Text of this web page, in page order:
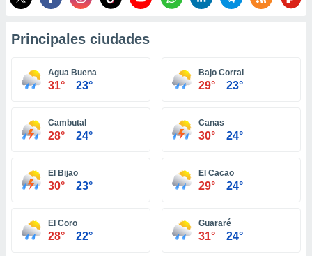
de
de
con el
e
publicidad
Principales ciudades
Agua Buena
31° 23°
Bajo Corral
29° 23°
Cambutal
28° 24°
Canas
30° 24°
El Bijao
30° 23°
El Cacao
29° 24°
El Coro
28° 22°
Guararé
31° 24°